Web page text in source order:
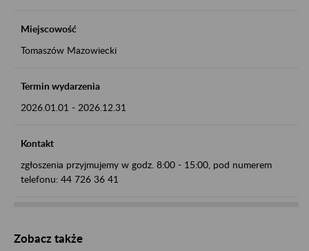
Miejscowość
Tomaszów Mazowiecki
Termin wydarzenia
2026.01.01 - 2026.12.31
Kontakt
zgłoszenia przyjmujemy w godz. 8:00 - 15:00, pod numerem
telefonu: 44 726 36 41
Zobacz także